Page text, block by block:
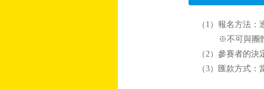
（1）報名方法
※不可與團
（2）參賽者的
（3）匯款方式